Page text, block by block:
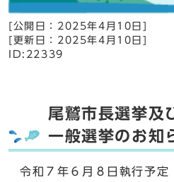
[公開日： 2025年4月10日
[更新日： 2025年4月10日
ID:22339
尾鷲市長選挙及
一般選挙のお知
令和７年６月８日執行予